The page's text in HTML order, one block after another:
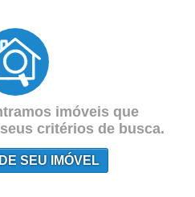
imóveis que
critérios de busca.
SEU IMÓVEL